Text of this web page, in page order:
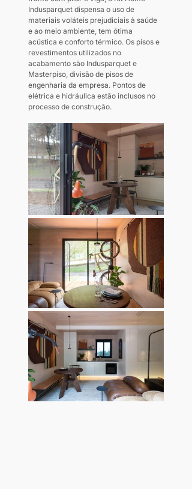
Indusparquet dispensa o uso de
materiais voláteis prejudiciais à saúde
e ao meio ambiente, tem ótima
acústica e conforto térmico. Os pisos e
revestimentos utilizados no
acabamento são Indusparquet e
Masterpiso, divisão de pisos de
engenharia da empresa. Pontos de
elétrica e hidráulica estão inclusos no
processo de construção.